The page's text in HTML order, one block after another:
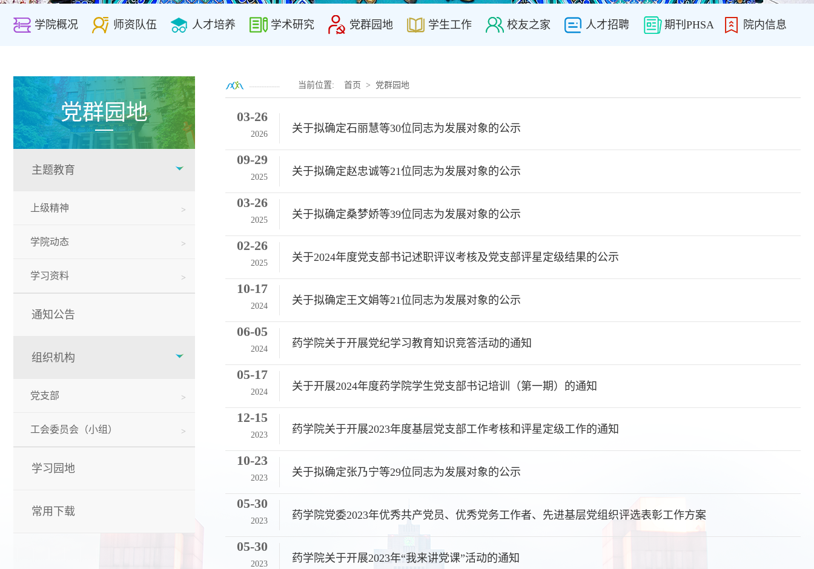
学院概况 师资队伍 人才培养 学术研究 党群园地 学生工作 校友之家 人才招聘 期刊PHSA 院内信息
党群园地
主题教育
上级精神
学院动态
学习资料
通知公告
组织机构
党支部
工会委员会（小组）
学习园地
常用下载
当前位置: 首页 > 党群园地
03-26
2026 关于拟确定石丽慧等30位同志为发展对象的公示
09-29
2025 关于拟确定赵忠诚等21位同志为发展对象的公示
03-26
2025 关于拟确定桑梦娇等39位同志为发展对象的公示
02-26
2025 关于2024年度党支部书记述职评议考核及党支部评星定级结果的公示
10-17
2024 关于拟确定王文娟等21位同志为发展对象的公示
06-05
2024 药学院关于开展党纪学习教育知识竞答活动的通知
05-17
2024 关于开展2024年度药学院学生党支部书记培训（第一期）的通知
12-15
2023 药学院关于开展2023年度基层党支部工作考核和评星定级工作的通知
10-23
2023 关于拟确定张乃宁等29位同志为发展对象的公示
05-30
2023 药学院党委2023年优秀共产党员、优秀党务工作者、先进基层党组织评选表彰工作方案
05-30
2023 药学院关于开展2023年“我来讲党课”活动的通知